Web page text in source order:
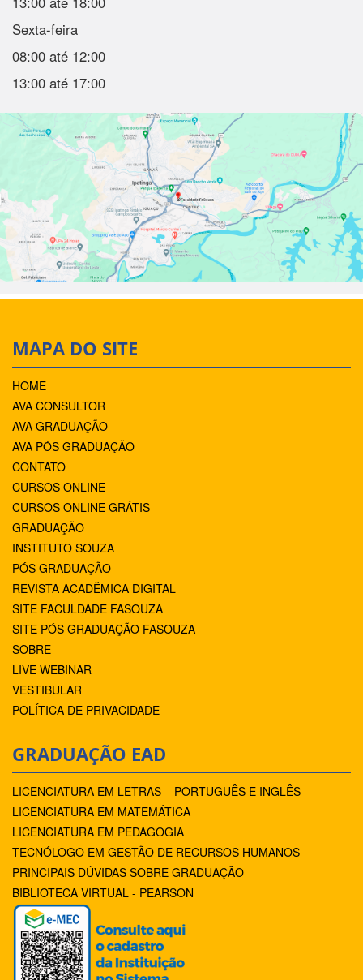
Sexta-feira
08:00 até 12:00
13:00 até 17:00
MAPA DO SITE
HOME
AVA CONSULTOR
AVA GRADUAÇÃO
AVA PÓS GRADUAÇÃO
CONTATO
CURSOS ONLINE
CURSOS ONLINE GRÁTIS
GRADUAÇÃO
INSTITUTO SOUZA
PÓS GRADUAÇÃO
REVISTA ACADÊMICA DIGITAL
SITE FACULDADE FASOUZA
SITE PÓS GRADUAÇÃO FASOUZA
SOBRE
LIVE WEBINAR
VESTIBULAR
POLÍTICA DE PRIVACIDADE
GRADUAÇÃO EAD
LICENCIATURA EM LETRAS – PORTUGUÊS E INGLÊS
LICENCIATURA EM MATEMÁTICA
LICENCIATURA EM PEDAGOGIA
TECNÓLOGO EM GESTÃO DE RECURSOS HUMANOS
PRINCIPAIS DÚVIDAS SOBRE GRADUAÇÃO
BIBLIOTECA VIRTUAL - PEARSON